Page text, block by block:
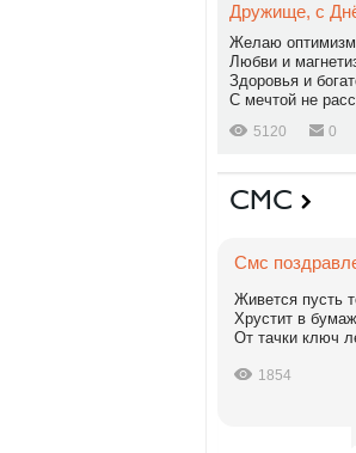
Дружище, с
Желаю
Любви и
Здоровья и
С мечтой не
5120 0
СМС
Смс
Живется пусть
Хрустит в
От тачки ключ
1854